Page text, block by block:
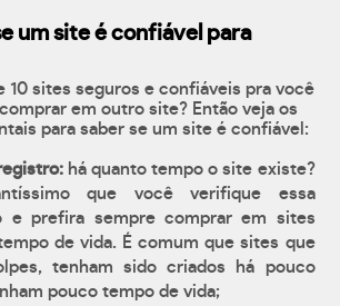
um site é confiável para
10 sites seguros e confiáveis pra você
em outro site? Então veja os
para saber se um site é confiável:
há quanto tempo o site existe?
que você verifique essa
e prefira sempre comprar em sites
de vida. É comum que sites que
tenham sido criados há pouco
pouco tempo de vida;